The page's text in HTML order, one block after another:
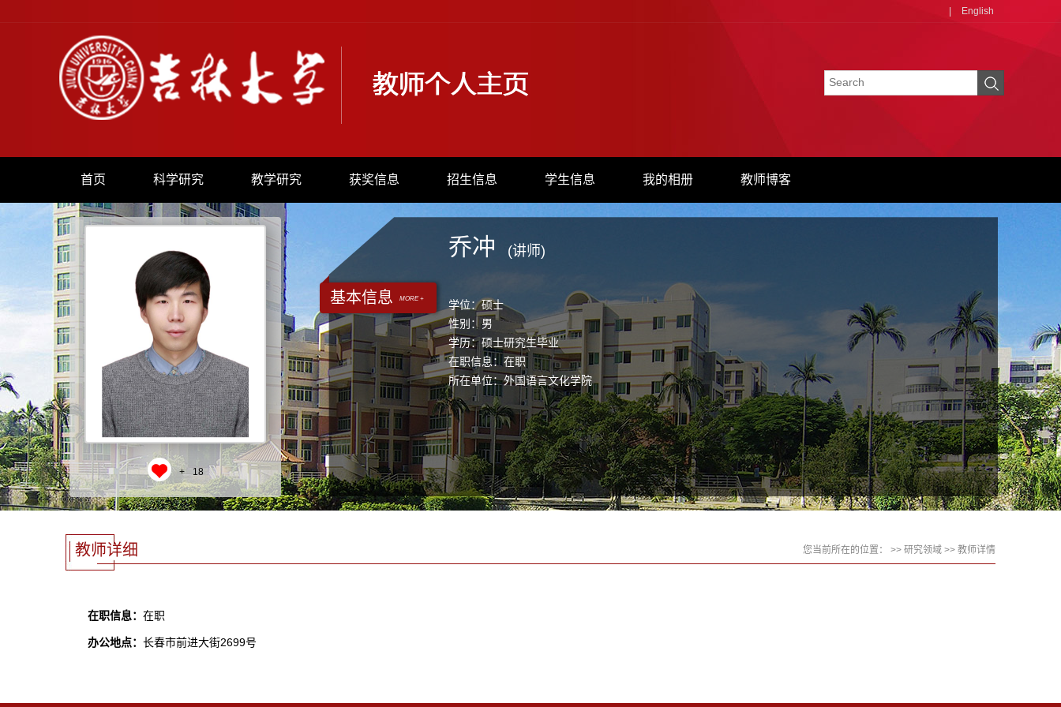
English
首页 科学研究 教学研究 获奖信息 招生信息 学生信息 我的相册 教师博客
+ 18
基本信息 MORE +
乔冲 (讲师)
学位：硕士
性别：男
学历：硕士研究生毕业
在职信息：在职
所在单位：外国语言文化学院
教师详细 您当前所在的位置： >> 研究领域 >> 教师详情
在职信息： 在职
办公地点： 长春市前进大街2699号